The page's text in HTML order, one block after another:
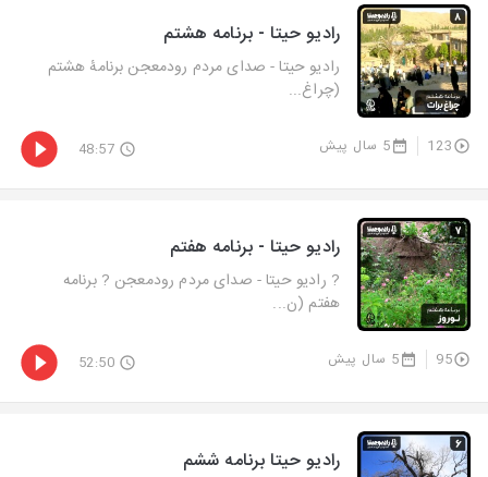
رادیو حیتا - برنامه هشتم
رادیو حیتا - صدای مردم رودمعجن برنامۀ هشتم
(چراغ...
123 5 سال پیش 48:57
رادیو حیتا - برنامه هفتم
? رادیو حیتا - صدای مردم رودمعجن ? برنامه
هفتم (ن...
95 5 سال پیش 52:50
رادیو حیتا برنامه ششم